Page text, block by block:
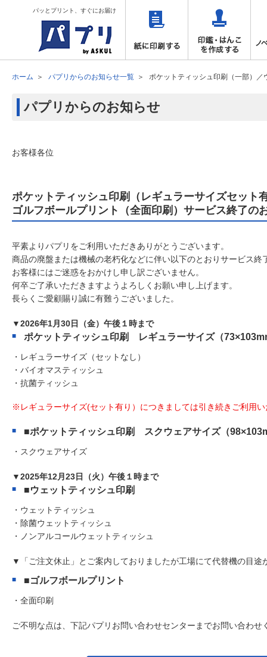
パッとプリント、すぐにお届け
ホーム パプリからのお知らせ一覧 ポケットティッシュ印刷（一部）
パプリからのお知らせ
お客様各位
ポケットティッシュ印刷（レギュラーサイズセット
ゴルフボールプリント（全面印刷）サービス終了の
平素よりパプリをご利用いただきありがとうございます。
商品の廃盤または機械の老朽化などに伴い以下のとおりサービス終
お客様にはご迷惑をおかけし申し訳ございません。
何卒ご了承いただきますようよろしくお願い申し上げます。
長らくご愛顧賜り誠に有難うございました。
▼2026年1月30日（金）午後１時まで
ポケットティッシュ印刷 レギュラーサイズ（
・レギュラーサイズ（セットなし）
・バイオマスティッシュ
・抗菌ティッシュ
レギュラーサイズ(セット有り）につきましては引き続きご利用
■ポケットティッシュ印刷 スクウェアサイズ（
・スクウェアサイズ
▼2025年12月23日（火）午後１時まで
■ウェットティッシュ印刷
・ウェットティッシュ
・除菌ウェットティッシュ
・ノンアルコールウェットティッシュ
▼「ご注文休止」とご案内しておりましたが工場にて代替機の目
■ゴルフボールプリント
・全面印刷
ご不明な点は、下記パプリお問い合わせセンターまでお問い合わせ